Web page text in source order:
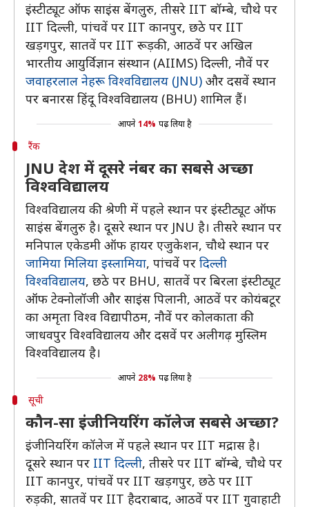
इंस्टीट्यूट ऑफ साइंस बेंगलुरु, तीसरे IIT बॉम्बे, चौथे पर
IIT दिल्ली, पांचवें पर IIT कानपुर, छठे पर IIT
खड़गपुर, सातवें पर IIT रूड़की, आठवें पर अखिल
भारतीय आयुर्विज्ञान संस्थान (AIIMS) दिल्ली, नौवें पर
जवाहरलाल नेहरू विश्वविद्यालय (JNU) और दसवें स्थान
पर बनारस हिंदू विश्वविद्यालय (BHU) शामिल हैं।
आपने 14% पढ़ लिया है
रैंक
JNU देश में दूसरे नंबर का सबसे अच्छा
विश्वविद्यालय
विश्वविद्यालय की श्रेणी में पहले स्थान पर इंस्टीट्यूट ऑफ
साइंस बेंगलुरु है। दूसरे स्थान पर JNU है। तीसरे स्थान पर
मनिपाल एकेडमी ऑफ हायर एजुकेशन, चौथे स्थान पर
जामिया मिलिया इस्लामिया, पांचवें पर दिल्ली
विश्वविद्यालय, छठे पर BHU, सातवें पर बिरला इंस्टीट्यूट
ऑफ टेक्नोलॉजी और साइंस पिलानी, आठवें पर कोयंबटूर
का अमृता विश्व विद्यापीठम, नौवें पर कोलकाता की
जाधवपुर विश्वविद्यालय और दसवें पर अलीगढ़ मुस्लिम
विश्वविद्यालय है।
आपने 28% पढ़ लिया है
सूची
कौन-सा इंजीनियरिंग कॉलेज सबसे अच्छा?
इंजीनियरिंग कॉलेज में पहले स्थान पर IIT मद्रास है।
दूसरे स्थान पर IIT दिल्ली, तीसरे पर IIT बॉम्बे, चौथे पर
IIT कानपुर, पांचवें पर IIT खड़गपुर, छठे पर IIT
रुड़की, सातवें पर IIT हैदराबाद, आठवें पर IIT गुवाहाटी